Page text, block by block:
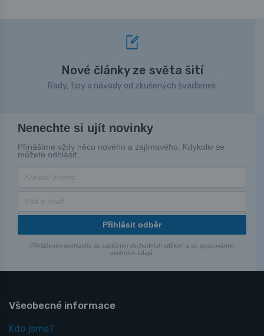
Nové články ze světa šití
Rady, tipy a návody od zkušených švadlenek
Nenechte si ujít novinky
Přinášíme vždy něco nového a zajímavého. Kdykoliv se
můžete odhlásit.
Přihlásit odběr
Přihlášením souhlasíte se zasíláním obchodních sdělení a se zpracováním
osobních údajů.
Všeobecné informace
Kdo jsme?